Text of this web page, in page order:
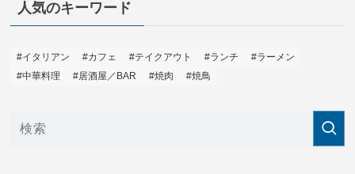
人気のキーワード
#イタリアン #カフェ #テイクアウト #ランチ
#ラーメン
#中華料理
#居酒屋／BAR #焼肉 #焼鳥